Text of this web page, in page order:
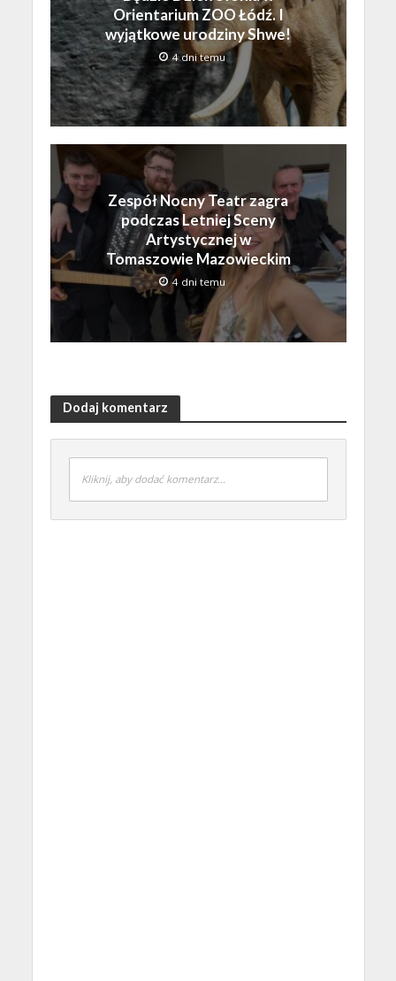
Orientarium ZOO Łódź. I
wyjątkowe urodziny Shwe!
4 dni temu
Zespół Nocny Teatr zagra
podczas Letniej Sceny
Artystycznej w
Tomaszowie Mazowieckim
4 dni temu
Dodaj komentarz
Kliknij, aby dodać komentarz...